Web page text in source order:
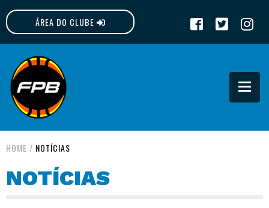
ÁREA DO CLUBE
FPB
HOME / NOTÍCIAS
NOTÍCIAS